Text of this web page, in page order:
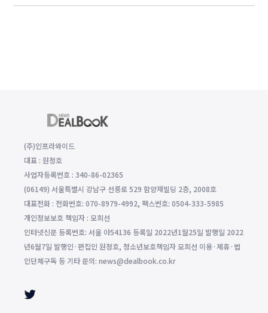
(주)인프라와이드
대표 : 원정호
사업자등록번호 : 340-86-02365
(06149) 서울특별시 강남구 선릉로 529 함양재빌딩 2층, 2008호
대표전화 : 전화번호: 070-8979-4992, 팩스번호: 0504-333-5985
개인정보보호 책임자 : 모희선
인터넷신문 등록번호: 서울 아54136 등록일 2022년1월25일 발행일 2022
년6월7일 발행인·편집인 원정호, 청소년보호책임자 모희선 이용·제휴·법
인단체구독 등 기타 문의: news@dealbook.co.kr